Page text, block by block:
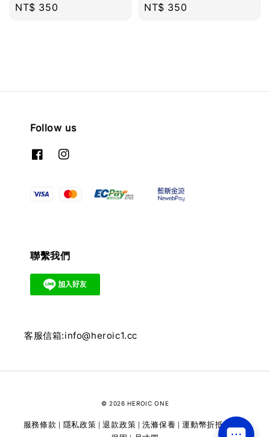
Regular
NT$ 350
Regular
NT$ 350
Follow us
聯繫我們
客服信箱:info@heroic1.cc
© 2026 HEROIC ONE
服務條款 隱私政策 |退款政策 |洗滌保養 |運動幣折抵|